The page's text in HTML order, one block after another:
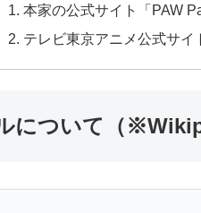
本家の公式サイト「PAW
テレビ東京アニメ公式サイ
について（